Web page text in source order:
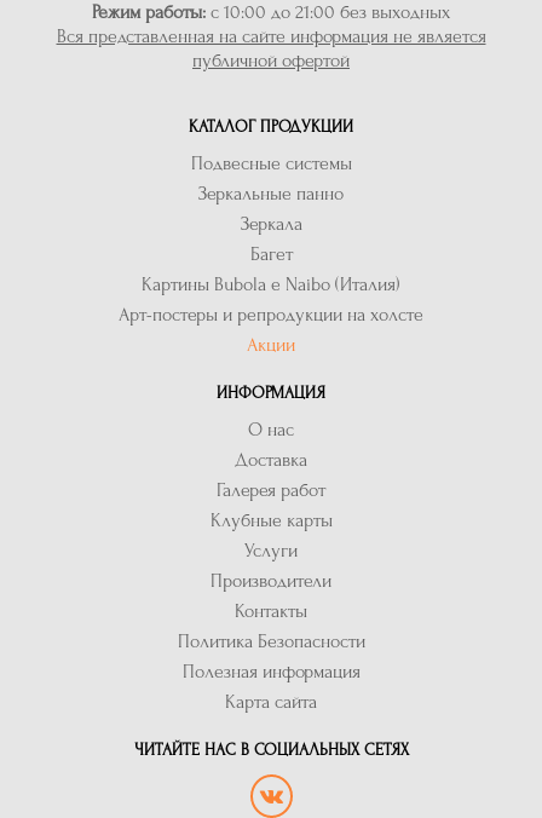
Режим работы: с 10:00 до 21:00 без выходных
Вся представленная на сайте информация не является
публичной офертой
КАТАЛОГ ПРОДУКЦИИ
Подвесные системы
Зеркальные панно
Зеркала
Багет
Картины Bubola e Naibo (Италия)
Арт-постеры и репродукции на холсте
Акции
ИНФОРМАЦИЯ
О нас
Доставка
Галерея работ
Клубные карты
Услуги
Производители
Контакты
Политика Безопасности
Полезная информация
Карта сайта
ЧИТАЙТЕ НАС В СОЦИАЛЬНЫХ СЕТЯХ